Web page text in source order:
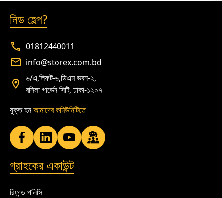
নিড হেল্প?
01812440011
info@storex.com.bd
৬/এ,লিফট-৬,ডিএম ভবন-২,
বসিলা গার্ডেন সিটি, ঢাকা-১২০৭
যুক্ত হনআমাদের কমিউনিটিতে
গ্রাহকের একাউন্ট
রিফান্ড পলিসি